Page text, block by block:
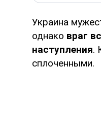
Украина
однако враг
наступления.
сплоченными.